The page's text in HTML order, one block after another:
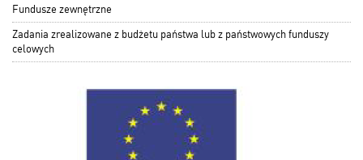
Fundusze zewnętrzne
Zadania zrealizowane z budżetu państwa lub z państwowych funduszy
celowych